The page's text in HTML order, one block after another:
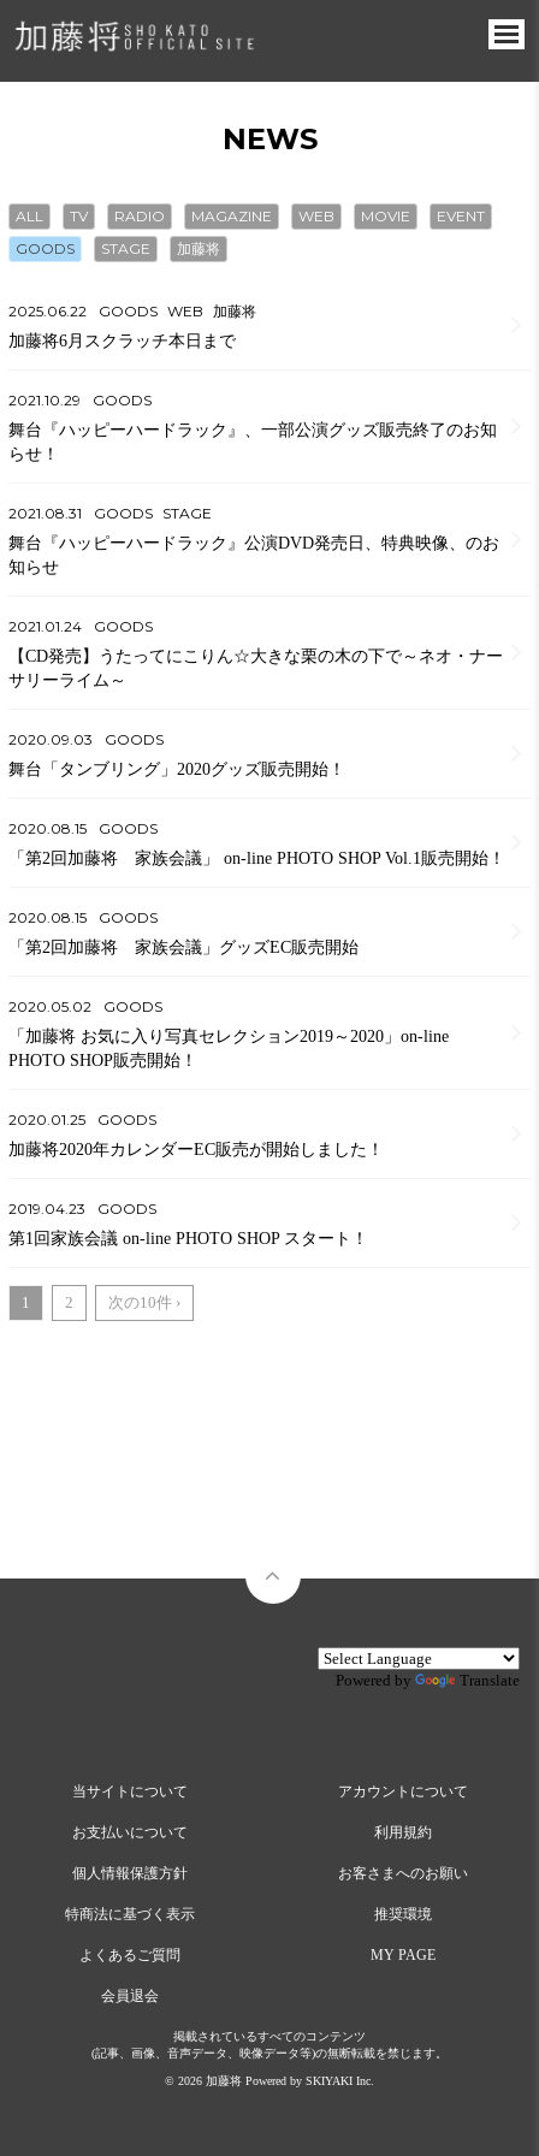
NEWS
ALL TV RADIO MAGAZINE WEB MOVIE
EVENT
GOODS
STAGE 加藤将
2025.06.22 GOODS WEB 加藤将
加藤将6月スクラッチ本日まで
2021.10.29
GOODS
舞台『ハッピーハードラック』、一部公演グッズ販売終了のお知
らせ！
2021.08.31 GOODS STAGE
舞台『ハッピーハードラック』公演DVD発売日、特典映像、のお
知らせ
2021.01.24
GOODS
【CD発売】うたってにこりん☆大きな栗の木の下で～ネオ・ナー
サリーライム～
2020.09.03
GOODS
舞台「タンブリング」2020グッズ販売開始！
2020.08.15
GOODS
「第2回加藤将 家族会議」 on-line PHOTO SHOP Vol.1販売開始！
2020.08.15
GOODS
「第2回加藤将 家族会議」グッズEC販売開始
2020.05.02
GOODS
「加藤将 お気に入り写真セレクション2019～2020」on-line
PHOTO SHOP販売開始！
2020.01.25
GOODS
加藤将2020年カレンダーEC販売が開始しました！
2019.04.23
GOODS
第1回家族会議 on-line PHOTO SHOP スタート！
1 2 次の10件 ›
Powered by Translate
当サイトについて アカウントについて
お支払いについて 利用規約
個人情報保護方針 お客さまへのお願い
特商法に基づく表示 推奨環境
よくあるご質問 MY PAGE
会員退会
掲載されているすべてのコンテンツ
(記事、画像、音声データ、映像データ等)の無断転載を禁じます。
© 2026 加藤将 Powered by SKIYAKI Inc.